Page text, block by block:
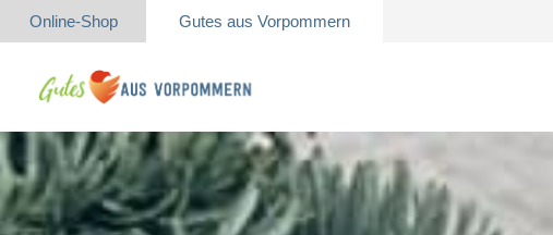
Online-Shop Gutes aus Vorpommern